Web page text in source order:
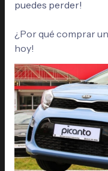
puedes perder!
¿Por qué comprar
hoy!